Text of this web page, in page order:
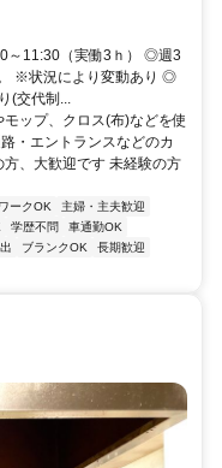
～11:30（実働3ｈ） ◎週3
※状況により変動あり ◎
(交代制...
ップ、クロス(布)などを使
・エントランスなどのカ
、大歓迎です 未経験の方
ークOK
主婦・主夫歓迎
学歴不問
車通勤OK
ブランクOK
長期歓迎